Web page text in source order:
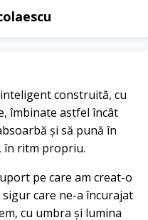
construită, cu
îmbinate astfel încât
și să pună în
în ritm propriu.
pe care am creat-o
care ne-a încurajat
cu umbra și lumina